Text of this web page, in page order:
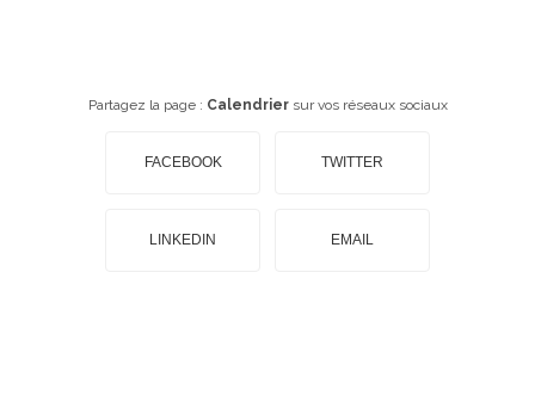
Partagez la page : Calendriersur vos réseaux sociaux
FACEBOOK TWITTER
LINKEDIN EMAIL